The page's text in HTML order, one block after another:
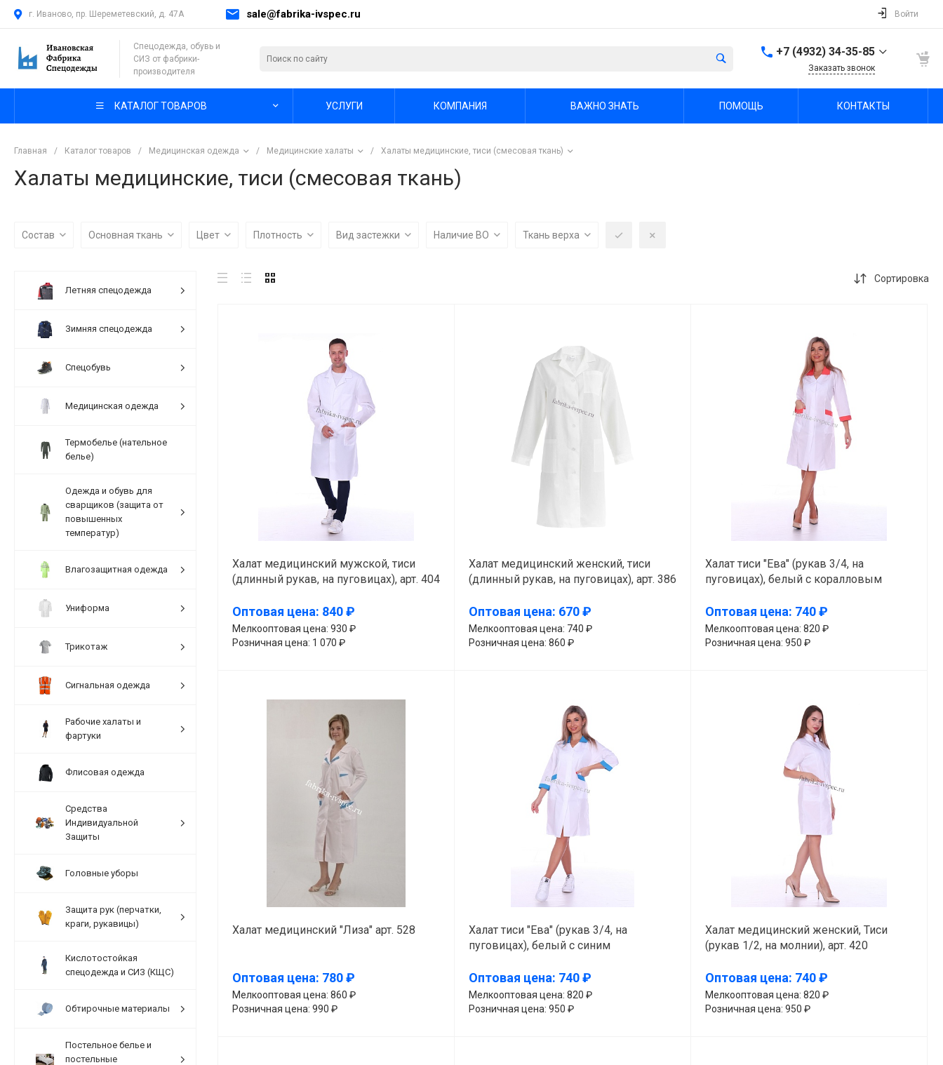
г. Иваново, пр. Шереметевский, д. 47А sale@fabrika-ivspec.ru Войти
Спецодежда, обувь и
СИЗ от фабрики-
производителя
+7 (4932) 34-35-85
Заказать звонок
КАТАЛОГ ТОВАРОВ УСЛУГИ КОМПАНИЯ ВАЖНО ЗНАТЬ ПОМОЩЬ КОНТАКТЫ
Главная / Каталог товаров / Медицинская одежда / Медицинские халаты / Халаты медицинские, тиси (смесовая ткань)
Халаты медицинские, тиси (смесовая ткань)
Состав Основная ткань Цвет Плотность Вид застежки Наличие ВО Ткань верха
Летняя спецодежда
Зимняя спецодежда
Спецобувь
Медицинская одежда
Термобелье (нательное
белье)
Одежда и обувь для
сварщиков (защита от
повышенных
температур)
Влагозащитная одежда
Униформа
Трикотаж
Сигнальная одежда
Рабочие халаты и
фартуки
Флисовая одежда
Средства
Индивидуальной
Защиты
Головные уборы
Защита рук (перчатки,
краги, рукавицы)
Кислотостойкая
спецодежда и СИЗ (КЩС)
Обтирочные материалы
Постельное белье и
постельные
Сортировка
Халат медицинский мужской, тиси
(длинный рукав, на пуговицах), арт. 404
Оптовая цена: 840 ₽
Мелкооптовая цена: 930 ₽
Розничная цена: 1 070 ₽
Халат медицинский женский, тиси
(длинный рукав, на пуговицах), арт. 386
Оптовая цена: 670 ₽
Мелкооптовая цена: 740 ₽
Розничная цена: 860 ₽
Халат тиси "Ева" (рукав 3/4, на
пуговицах), белый с коралловым
Оптовая цена: 740 ₽
Мелкооптовая цена: 820 ₽
Розничная цена: 950 ₽
Халат медицинский "Лиза" арт. 528
Оптовая цена: 780 ₽
Мелкооптовая цена: 860 ₽
Розничная цена: 990 ₽
Халат тиси "Ева" (рукав 3/4, на
пуговицах), белый с синим
Оптовая цена: 740 ₽
Мелкооптовая цена: 820 ₽
Розничная цена: 950 ₽
Халат медицинский женский, Тиси
(рукав 1/2, на молнии), арт. 420
Оптовая цена: 740 ₽
Мелкооптовая цена: 820 ₽
Розничная цена: 950 ₽